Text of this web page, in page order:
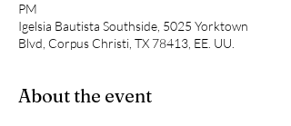
PM
Igelsia Bautista Southside, 5025 Yorktown
Blvd, Corpus Christi, TX 78413, EE. UU.
About the event